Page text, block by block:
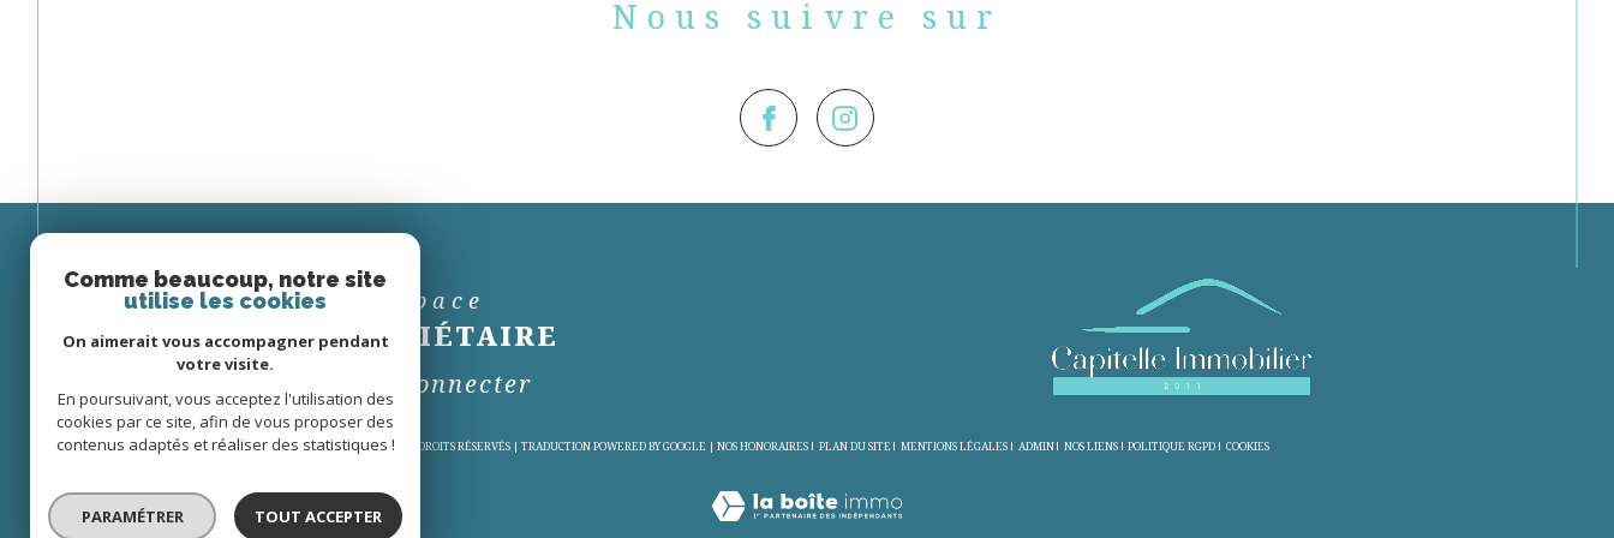
Nous suivre sur
Espace
PROPRIÉTAIRE
Se connecter
© 2026 | TOUS DROITS RÉSERVÉS | TRADUCTION POWERED BY GOOGLE | NOS HONORAIRES PLAN DU SITE MENTIONS LÉGALES ADMIN NOS LIENS POLITIQUE RGPD COOKIES
Comme beaucoup, notre site
utilise les cookies
On aimerait vous accompagner pendant
votre visite.
En poursuivant, vous acceptez l'utilisation des
cookies par ce site, afin de vous proposer des
contenus adaptés et réaliser des statistiques !
PARAMÉTRER TOUT ACCEPTER